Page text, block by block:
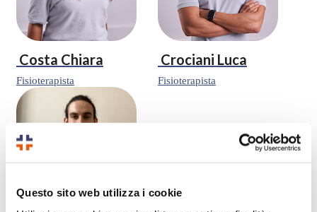
Questo sito web utilizza i cookie
Costa Chiara
Fisioterapista
Crociani Luca
Fisioterapista